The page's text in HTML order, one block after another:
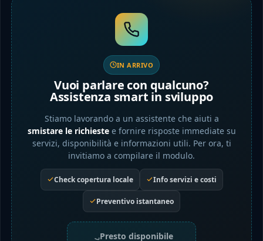
IN ARRIVO
Vuoi parlare con qualcuno?
Assistenza smart in sviluppo
Stiamo lavorando a un assistente che aiuti a
smistare le richiestee fornire risposte immediate su
servizi, disponibilità e informazioni utili. Per ora, ti
invitiamo a compilare il modulo.
Check copertura locale Info servizi e costi
Preventivo istantaneo
Presto disponibile